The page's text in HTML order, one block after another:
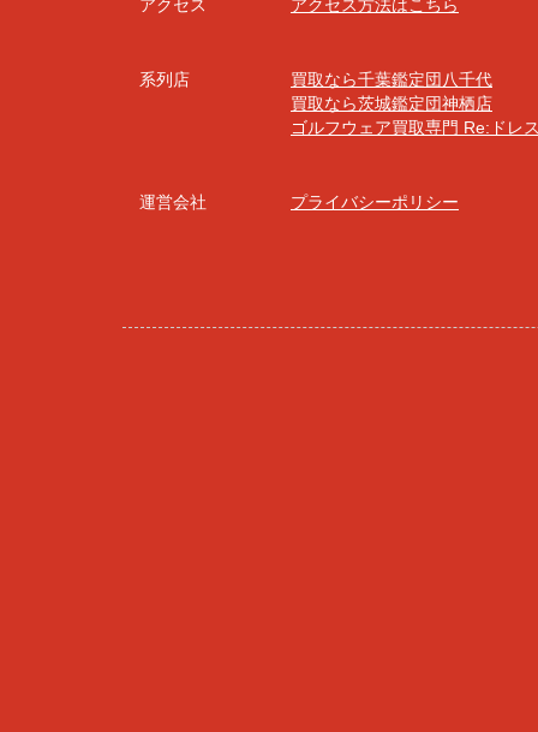
アクセス アクセス方法はこちら
系列店
買取なら千葉鑑定団八千代
買取なら茨城鑑定団神栖店
ゴルフウェア買取専門 Re:ドレ
運営会社 プライバシーポリシー